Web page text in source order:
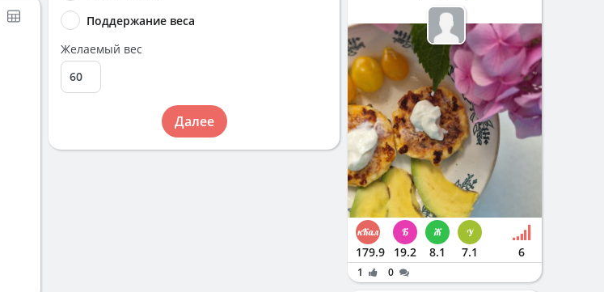
Поддержание веса
Желаемый вес
Далее
179.9 19.2 8.1 7.1 6
1 0